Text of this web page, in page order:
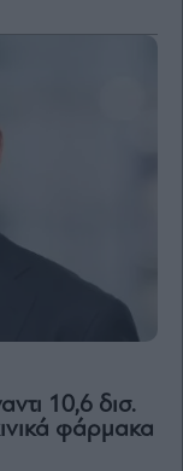
10,6 δισ.
φάρμακα